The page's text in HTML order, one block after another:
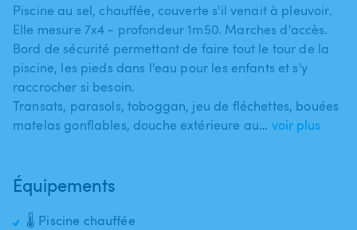
Piscine au sel​,​ chauffée​,​ couverte s'il venait à pleuvoir.
Elle mesure 7x4 - profondeur 1m50. Marches d'accès.
Bord de sécurité permettant de faire tout le tour de la
piscine​,​ les pieds dans l'eau pour les enfants et s'y
raccrocher si besoin.
Transats​,​ parasols​,​ toboggan​,​ jeu de fléchettes​,​ bouées
matelas gonflables​,​ douche extérieure au… voir plus
Équipements
🌡️ Piscine chauffée